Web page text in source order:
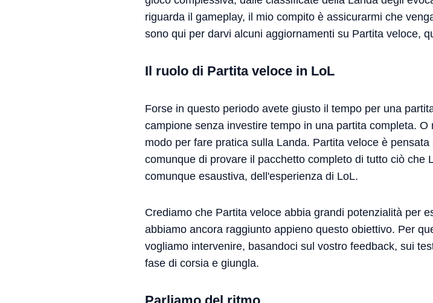
riguarda il gameplay, il mio compito è assicurarmi che
sono qui per darvi alcuni aggiornamenti su Partita veloce,
Il ruolo di Partita veloce in LoL
Forse in questo periodo avete giusto il tempo per una
campione senza investire tempo in una partita completa.
modo per fare pratica sulla Landa. Partita veloce è
comunque di provare il pacchetto completo di tutto ciò che
comunque esaustiva, dell'esperienza di LoL.
Crediamo che Partita veloce abbia grandi potenzialità per
abbiamo ancora raggiunto appieno questo obiettivo. Per
vogliamo intervenire, basandoci sul vostro feedback, sui
fase di corsia e giungla.